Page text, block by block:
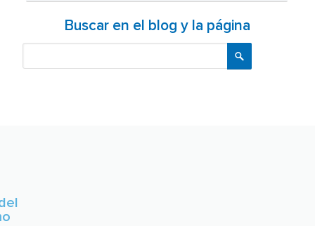
Buscar en el blog y la página